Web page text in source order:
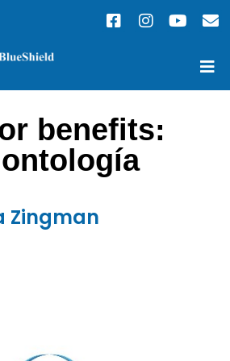
benefits:
Zingman